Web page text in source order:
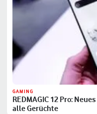
GAMING
REDMAGIC 12 Pro:
alle Gerüchte